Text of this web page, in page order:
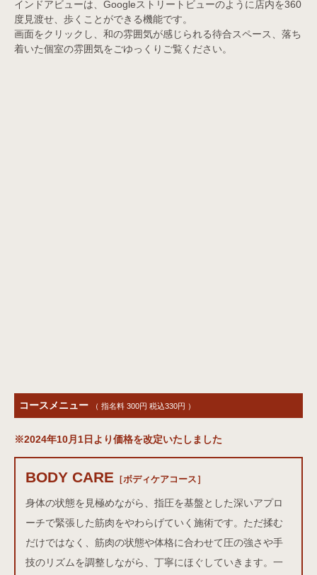
インドアビューは、Googleストリートビューのように店内を360
度見渡せ、歩くことができる機能です。
画面をクリックし、和の雰囲気が感じられる待合スペース、落ち
着いた個室の雰囲気をごゆっくりご覧ください。
コースメニュー （ 指名料 300円 税込330円 ）
※2024年10月1日より価格を改定いたしました
ボディケアコース
BODY CARE ［ボディケアコース］
身体の状態を見極めながら、指圧を基盤とした深いアプロ
ーチで緊張した筋肉をやわらげていく施術です。ただ揉む
だけではなく、筋肉の状態や体格に合わせて圧の強さや手
技のリズムを調整しながら、丁寧にほぐしていきます。一